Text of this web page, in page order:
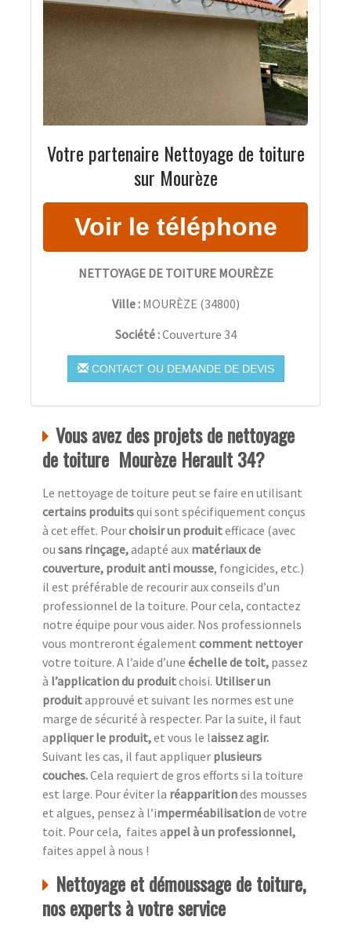
Votre partenaire Nettoyage de toiture
sur Mourèze
NETTOYAGE DE TOITURE MOURÈZE
Ville : MOURÈZE (34800)
Société :Couverture 34
CONTACT OU DEMANDE DE DEVIS
Vous avez des projets de nettoyage
de toiture Mourèze Herault 34?
Le nettoyage de toiture peut se faire en utilisant
certains produitsqui sont spécifiquement conçus
à cet effet. Pourchoisir un produitefficace (avec
ou sans rinçage,adapté aux matériaux de
couverture, produit anti mousse, fongicides, etc.)
il est préférable de recourir aux conseils d’un
professionnel de la toiture. Pour cela, contactez
notre équipe pour vous aider. Nos professionnels
vous montreront également comment nettoyer
votre toiture. A l’aide d’une échelle de toit, passez
à l’application du produitchoisi. Utiliser un
produitapprouvé et suivant les normes est une
marge de sécurité à respecter. Par la suite, il faut
appliquer le produit,et vous le laissez agir.
Suivant les cas, il faut appliquer plusieurs
couches.Cela requiert de gros efforts si la toiture
est large. Pour éviter la réapparitiondes mousses
et algues, pensez à l’imperméabilisationde votre
toit. Pour cela, faites appel à un professionnel,
faites appel à nous !
Nettoyage et démoussage de toiture,
nos experts à votre service